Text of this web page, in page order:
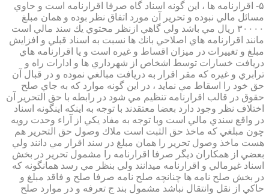
۵- اقرارنامه ها ، اين گونه اسناد گاه صرفا اقرارنامه است و حاوي
مسائل مالي نبوده و تحرير آن مورد اتفاق نظر بوده و همان مبلغ
۳۰۰۰۰ ريال مي باشد ولي گاهي ازنظر محتوي يك سند مالي است
مانند اقرارنامه هاي اصلاحي بانك ها نسبت به اسناد قبلي و افزايش
مبلغ و تغييرات در ميزان اقساط و غيره است و يا اقرارنامه هاي
دريافت خسارات توسط اشخاص از شهرداري ها و ادارات راه و
ترابري و غيره كه مقر اقرار به دريافت مبالغي نموده و در قبال آن
حق خود را اسقاط مي نمايد ، در اين گونه موارد كه به جاي صلح
حقوق در قالب اقرارنامه تنظيم مي شود در رابطه با حق التحرير آن
اختلاف نظر وجود دارد بعضا معتقدند با توجه به اينكه اينگونه اسناد
در واقع سندي مالي است وبا توجه به مفاد يكي از آراء وحدت رويه
چون مبلغي كه ماخذ حق الثبت است ملاك وصول حق التحرير هم
هست ماخذ وصول تحرير را همان مبلغ در سند اقرار مي دانند ولي
بعضي از همكاران ديگر صرفا اقرارنامه را مشمول تحرير در بخش
اسناد غيرمالي و اقرارنامه ميدانند ولي بنظر مي رسد همانگونه كه
در بخش صلح نامه ها چنانچه صلح نامه صرفا صلح و فاقد مبلغ و
حاكي از نقل وانتقال نباشد مشمول بند ج تعرفه و در موارد صلح